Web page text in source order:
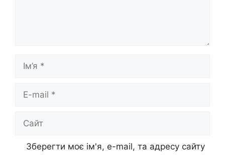
mail
Зберегти моє ім'я, e-mail, та адресу сайту